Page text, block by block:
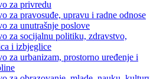
za privredu
za pravosuđe, upravu i radne odnose
za unutrašnje poslove
za socijalnu politiku, zdravstvo,